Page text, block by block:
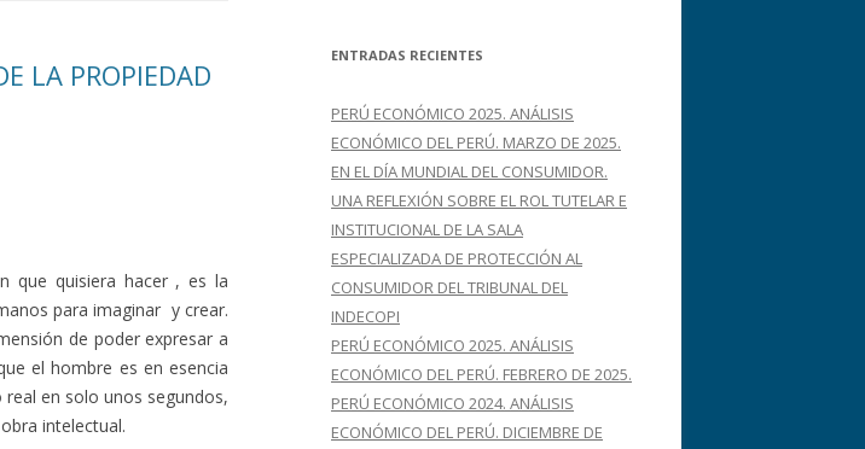
LA PROPIEDAD
que quisiera hacer , es la
para imaginar y crear.
de poder expresar a
el hombre es en esencia
en solo unos segundos,
intelectual.
c
r
:
ENTRADAS RECIENTES
PERÚ ECONÓMICO 2025. ANÁLISIS
ECONÓMICO DEL PERÚ. MARZO DE 2025.
EN EL DÍA MUNDIAL DEL CONSUMIDOR.
UNA REFLEXIÓN SOBRE EL ROL TUTELAR E
INSTITUCIONAL DE LA SALA
ESPECIALIZADA DE PROTECCIÓN AL
CONSUMIDOR DEL TRIBUNAL DEL
INDECOPI
PERÚ ECONÓMICO 2025. ANÁLISIS
ECONÓMICO DEL PERÚ. FEBRERO DE 2025.
PERÚ ECONÓMICO 2024. ANÁLISIS
ECONÓMICO DEL PERÚ. DICIEMBRE DE